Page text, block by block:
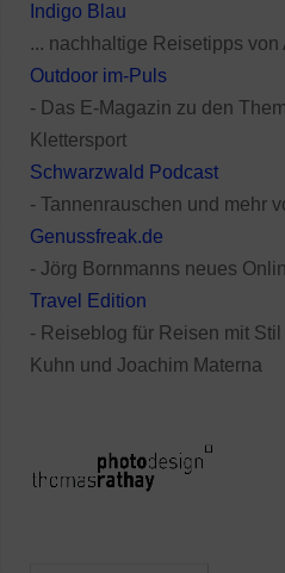
Indigo Blau
... nachhaltige Reisetipps von
Outdoor im-Puls
- Das E-Magazin zu den
Klettersport
Schwarzwald Podcast
- Tannenrauschen und mehr
Genussfreak.de
- Jörg Bornmanns neues
Travel Edition
- Reiseblog für Reisen mit
Kuhn und Joachim Materna